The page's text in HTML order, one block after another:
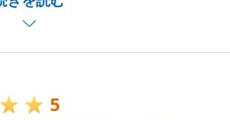
ましたが、Y様のご協力があ
ズにお取引を進めることがで
ましたら、ぜひお気軽にお声
5